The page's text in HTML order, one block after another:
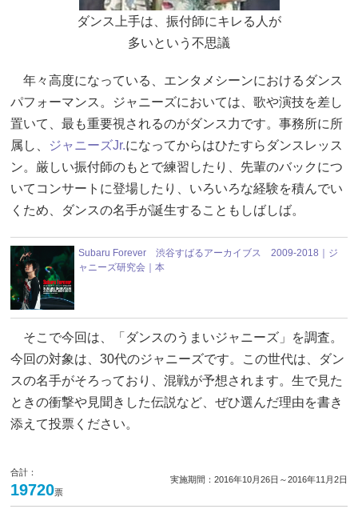
ダンス上手は、振付師にキレる人が
多いという不思議
年々高度になっている、エンタメシーンにおけるダンス
パフォーマンス。ジャニーズにおいては、歌や演技を差し
置いて、最も重要視されるのがダンス力です。事務所に所
属し、
ジャニーズJr.になってからはひたすらダンスレッス
ン。厳しい振付師のもとで練習したり、先輩のバックにつ
いてコンサートに登場したり、いろいろな経験を積んでい
くため、ダンスの名手が誕生することもしばしば。
Subaru Forever 渋谷すばるアーカイブス 2009-2018｜ジ
ャニーズ研究会｜本
そこで今回は、「ダンスのうまいジャニーズ」を調査。
今回の対象は、30代のジャニーズです。この世代は、ダン
スの名手がそろっており、混戦が予想されます。生で見た
ときの衝撃や見聞きした伝説など、ぜひ選んだ理由を書き
添えて投票ください。
合計：
19720票
実施期間：2016年10月26日～2016年11月2日